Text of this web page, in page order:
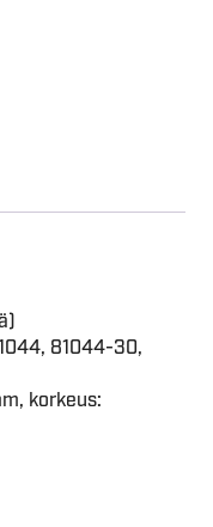
81044-30,
korkeus: